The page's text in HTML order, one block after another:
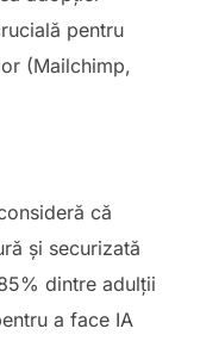
pentru
(Mailchimp,
că
și securizată
dintre adulții
a face IA